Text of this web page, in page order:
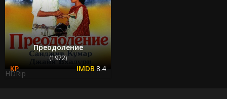
Преодоление
(1972)
8.4
HDRip